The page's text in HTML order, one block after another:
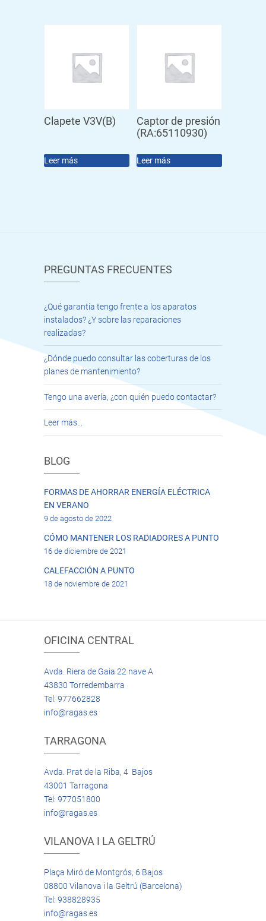
Clapete V3V(B)
Leer más
Captor de presión
(RA:65110930)
Leer más
PREGUNTAS FRECUENTES
¿Qué garantía tengo frente a los aparatos
instalados? ¿Y sobre las reparaciones
realizadas?
¿Dónde puedo consultar las coberturas de los
planes de mantenimiento?
Tengo una avería, ¿con quién puedo contactar?
Leer más…
BLOG
FORMAS DE AHORRAR ENERGÍA ELÉCTRICA
EN VERANO
9 de agosto de 2022
CÓMO MANTENER LOS RADIADORES A PUNTO
16 de diciembre de 2021
CALEFACCIÓN A PUNTO
18 de noviembre de 2021
OFICINA CENTRAL
Avda. Riera de Gaia 22 nave A
43830 Torredembarra
Tel: 977662828
info@ragas.es
TARRAGONA
Avda. Prat de la Riba, 4 Bajos
43001 Tarragona
Tel: 977051800
info@ragas.es
VILANOVA I LA GELTRÚ
Plaça Miró de Montgrós, 6 Bajos
08800 Vilanova i la Geltrú (Barcelona)
Tel: 938828935
info@ragas.es